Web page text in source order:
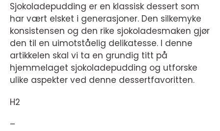
Sjokoladepudding er en klassisk dessert som
har vært elsket i generasjoner. Den silkemyke
konsistensen og den rike sjokoladesmaken gjør
den til en uimotståelig delikatesse. I denne
artikkelen skal vi ta en grundig titt på
hjemmelaget sjokoladepudding og utforske
ulike aspekter ved denne dessertfavoritten.
H2
–